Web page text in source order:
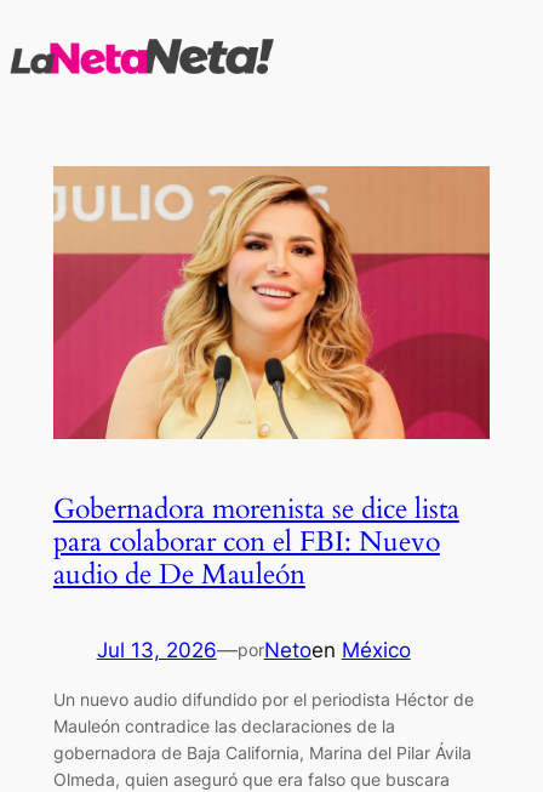
al
Gobernadora morenista se dice lista
para colaborar con el FBI: Nuevo
audio de De Mauleón
Jul 13, 2026—porNetoen México
Un nuevo audio difundido por el periodista Héctor de
Mauleón contradice las declaraciones de la
gobernadora de Baja California, Marina del Pilar Ávila
Olmeda, quien aseguró que era falso que buscara